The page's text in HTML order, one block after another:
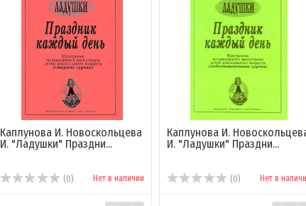
Каплунова И. Новоскольцева
И. "Ладушки" Праздни...
(0) Нет в наличии
Каплунова И.
И. "Ладушки" Праздни...
(0) Нет в